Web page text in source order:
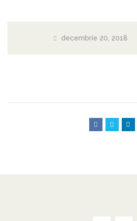
decembrie 20, 2018